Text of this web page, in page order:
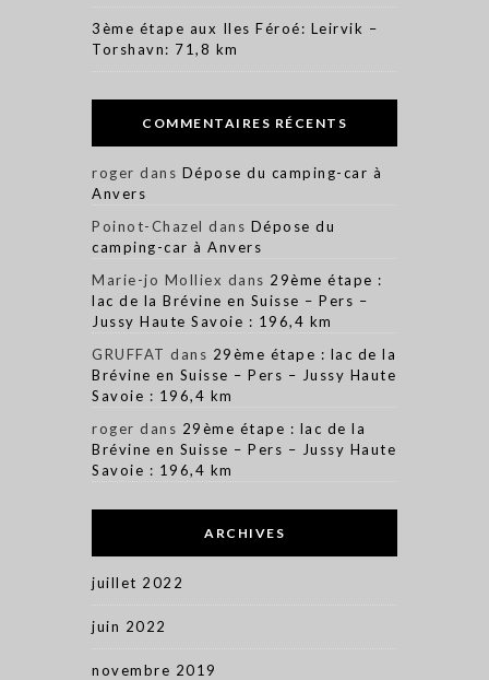
3ème étape aux Iles Féroé: Leirvik –
Torshavn: 71,8 km
COMMENTAIRES RÉCENTS
roger dans Dépose du camping-car à
Anvers
Poinot-Chazel dans Dépose du
camping-car à Anvers
Marie-jo Molliex dans 29ème étape :
lac de la Brévine en Suisse – Pers –
Jussy Haute Savoie : 196,4 km
GRUFFAT dans 29ème étape : lac de la
Brévine en Suisse – Pers – Jussy Haute
Savoie : 196,4 km
roger dans 29ème étape : lac de la
Brévine en Suisse – Pers – Jussy Haute
Savoie : 196,4 km
ARCHIVES
juillet 2022
juin 2022
novembre 2019